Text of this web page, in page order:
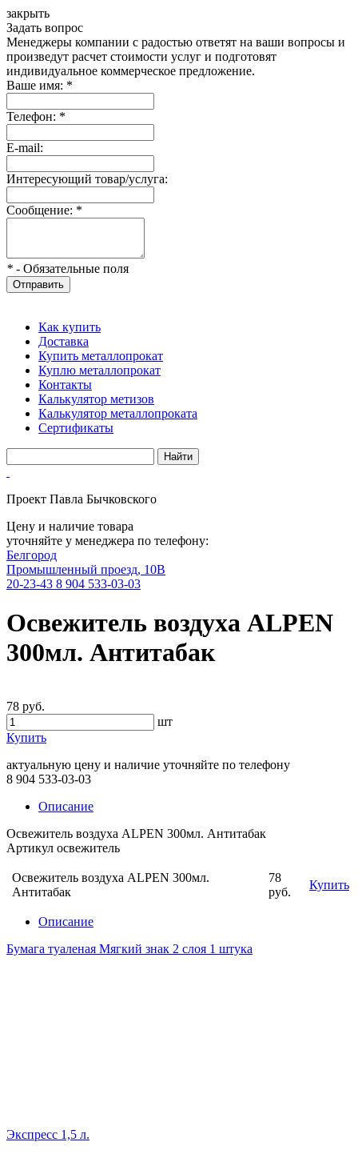
закрыть
Задать вопрос
Менеджеры компании с радостью ответят на ваши вопросы и
произведут расчет стоимости услуг и подготовят
индивидуальное коммерческое предложение.
Ваше имя: *
Телефон: *
E-mail:
Интересующий товар/услуга:
Сообщение: *
* - Обязательные поля
Отправить
Как купить
Доставка
Купить металлопрокат
Куплю металлопрокат
Контакты
Калькулятор метизов
Калькулятор металлопроката
Сертификаты
Проект Павла Бычковского
Цену и наличие товара
уточняйте у менеджера по телефону:
Белгород
Промышленный проезд, 10В
20-23-43 8 904 533-03-03
Освежитель воздуха ALPEN
300мл. Антитабак
78 руб.
шт
Купить
актуальную цену и наличие уточняйте по телефону
8 904 533-03-03
Описание
Освежитель воздуха ALPEN 300мл. Антитабак
Артикул освежитель
Освежитель воздуха ALPEN 300мл.
Антитабак
78
руб.
Купить
Описание
Бумага туаленая Мягкий знак 2 слоя 1 штука
Экспресс 1,5 л.